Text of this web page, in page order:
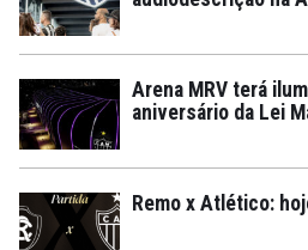
Arena MRV terá
aniversário da Lei
Remo x Atlético: